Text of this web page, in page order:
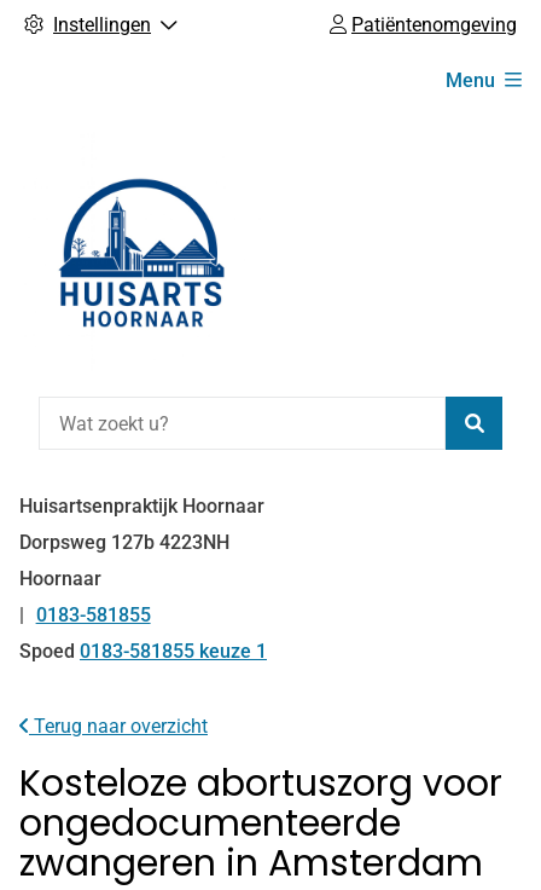
Instellingen Patiëntenomgeving
Menu
Huisartsenpraktijk Hoornaar
Dorpsweg 127b 4223NH
Hoornaar
Tel:
0183-581855
Spoed 0183-581855 keuze 1
Terug naar overzicht
Kosteloze abortuszorg voor
ongedocumenteerde
zwangeren in Amsterdam